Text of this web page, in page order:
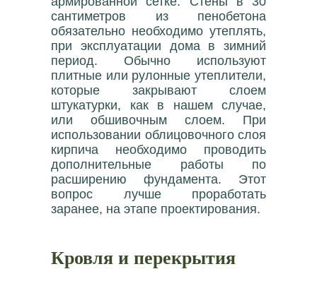
сантиметров из пенобетона
обязательно необходимо утеплять,
при эксплуатации дома в зимний
период. Обычно используют
плитные или рулонные утеплители,
которые закрывают слоем
штукатурки, как в нашем случае,
или обшивочным слоем. При
использовании облицовочного слоя
кирпича необходимо проводить
дополнительные работы по
расширению фундамента. Этот
вопрос лучше проработать
заранее, на этапе проектирования.
Кровля и перекрытия